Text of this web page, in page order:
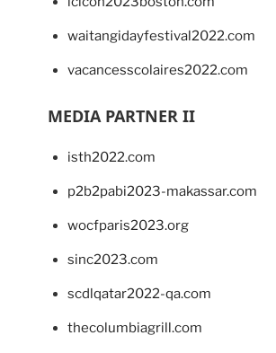
waitangidayfestival2022.com
vacancesscolaires2022.com
MEDIA PARTNER II
isth2022.com
p2b2pabi2023-makassar.com
wocfparis2023.org
sinc2023.com
scdlqatar2022-qa.com
thecolumbiagrill.com